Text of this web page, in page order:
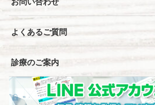
よくあるご質問
診療のご案内